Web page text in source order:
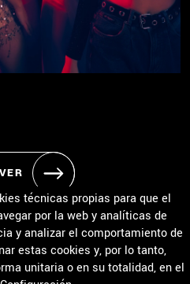
técnicas propias para que el
por la web y analíticas de
y analizar el comportamiento de
estas cookies y, por lo tanto,
unitaria o en su totalidad, en el
HORARIO / MATRÍCULA
Y BONOS CONTACTO